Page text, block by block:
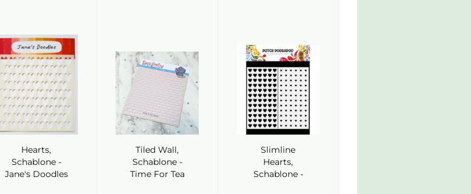
Hearts,
Schablone -
Jane's Doodles
Tiled Wall,
Schablone -
Time For Tea
Slimline
Hearts,
Schablone -